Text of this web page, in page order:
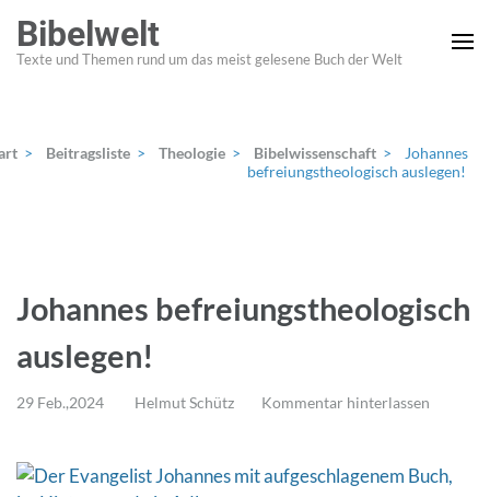
Inhalt
springen
Bibelwelt
Texte und Themen rund um das meist gelesene Buch der Welt
> Beitragsliste > Theologie > Bibelwissenschaft >
Johannes
befreiungs­theologisch auslegen!
Johannes befreiungs­theologisch
auslegen!
29 Feb.,2024 Helmut Schütz Kommentar hinterlassen